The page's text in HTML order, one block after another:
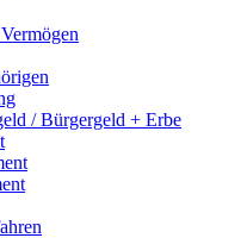
/ Bürgergeld + Erbe